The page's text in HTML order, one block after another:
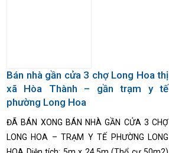
Bán nhà gần cửa 3 chợ Long Hoa thị
xã Hòa Thành – gần trạm y tế
phường Long Hoa
ĐÃ BÁN XONG BÁN NHÀ GẦN CỬA 3 CHỢ
LONG HOA – TRẠM Y TẾ PHƯỜNG LONG